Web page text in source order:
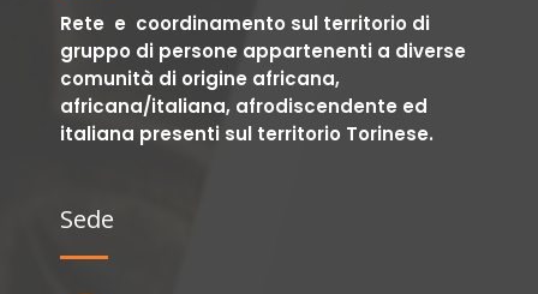
Rete e coordinamento sul territorio di
gruppo di persone appartenenti a diverse
comunità di origine africana,
africana/italiana, afrodiscendente ed
italiana presenti sul territorio Torinese.
Sede